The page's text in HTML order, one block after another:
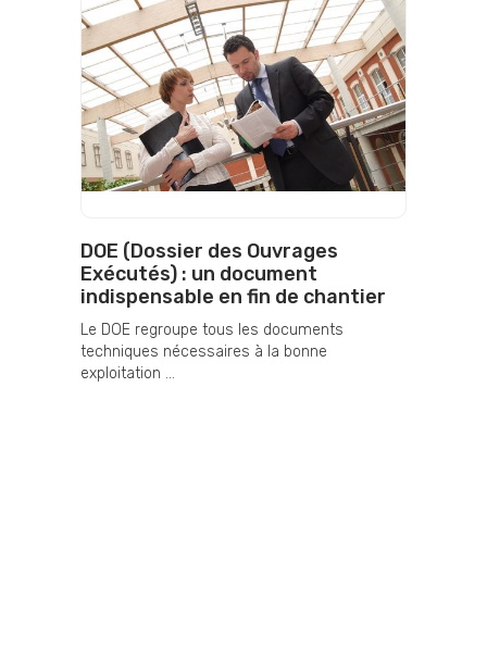
DOE (Dossier des Ouvrages
Exécutés) : un document
indispensable en fin de chantier
Le DOE regroupe tous les documents
techniques nécessaires à la bonne
exploitation ...